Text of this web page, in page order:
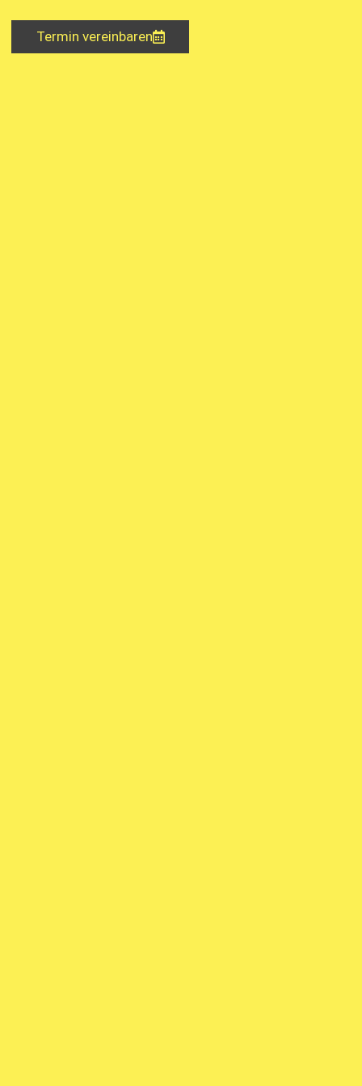
Termin vereinbaren